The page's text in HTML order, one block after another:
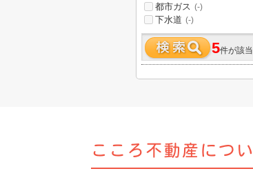
都市ガス (-)
下水道 (-)
5件が該当